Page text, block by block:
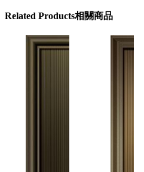
Related Products相關商品